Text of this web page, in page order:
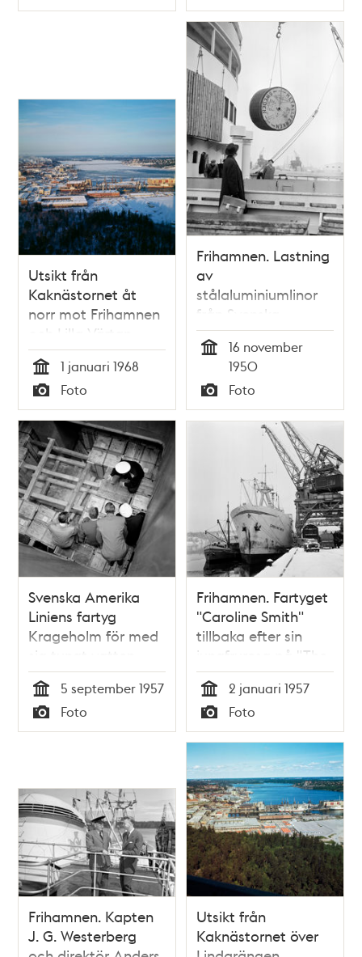
Typ Typ
Utsikt från
Kaknästornet åt
norr mot Frihamnen
och Lilla Värtan
Tid
1 januari 1968
Typ
Foto
Frihamnen. Lastning
av
stålaluminiumlinor
från Svenska
Metallverken
16 november
1950
Typ
Foto
Svenska Amerika
Liniens fartyg
Krageholm för med
sig tungt vatten
från USA som ska
förvaras i Frihamnen
tills atomkraftverket
i Ågesta är byggt
Tid
5 september 1957
Typ
Foto
Frihamnen. Fartyget
"Caroline Smith"
tillbaka efter sin
jungfruresa på "The
Swedish Chicago
Line"
Tid
2 januari 1957
Typ
Foto
Frihamnen. Kapten
J. G. Westerberg
Utsikt från
Kaknästornet över